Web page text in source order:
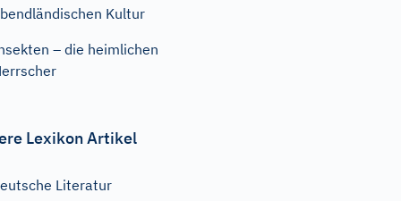
Kultur
– die heimlichen
Lexikon Artikel
Literatur